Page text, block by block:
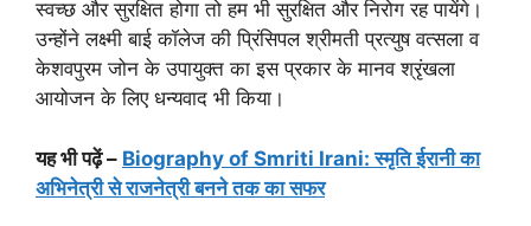
स्वच्छ और सुरक्षित होगा तो हम भी सुरक्षित और निरोग रह पायेंगे।
उन्होंने लक्ष्मी बाई कॉलेज की प्रिंसिपल श्रीमती प्रत्युष वत्सला व
केशवपुरम जोन के उपायुक्त का इस प्रकार के मानव श्रृंखला
आयोजन के लिए धन्यवाद भी किया।
यह भी पढ़ें – Biography of Smriti Irani: स्मृति ईरानी का
अभिनेत्री से राजनेत्री बनने तक का सफर